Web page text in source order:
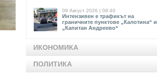
09 Август 2026 | 08:40
Интензивен е трафикът на
граничните пунктове „Калотина“ и
„Капитан Андреево“
ИКОНОМИКА
ПОЛИТИКА